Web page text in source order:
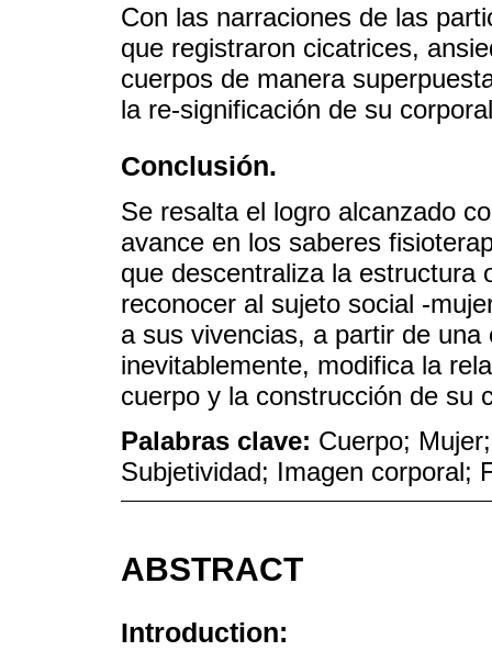
Con las narraciones de las
que registraron cicatrices,
cuerpos de manera
la re-significación de su
Conclusión.
Se resalta el logro alcanzado
avance en los saberes
que descentraliza la estructura
reconocer al sujeto social -
a sus vivencias, a partir de
inevitablemente, modifica la
cuerpo y la construcción de su
Palabras clave: Cuerpo;
Subjetividad; Imagen corporal;
ABSTRACT
Introduction: